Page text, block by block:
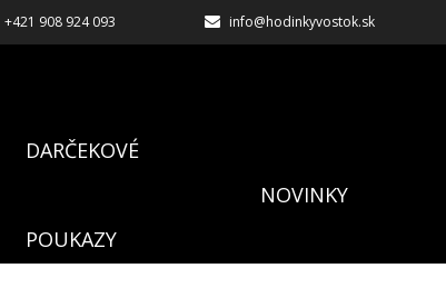
+421 908 924 093 info@hodinkyvostok.sk
DARČEKOVÉ
POUKAZY
NOVINKY